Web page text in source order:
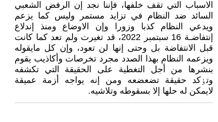
الاسباب التي تقف خلفها، فإننا نجد إن الرفض الشعبي
السائد ضد النظام في تزايد مستمر وليس کما يزعم
ويدعي النظام کذبا وزورا وإن الاوضاع ومنذ إندلاع
إنتفاضـة 16 سبتمبر 2022، قد تغيرت ولم تعد کما کانت
قبل الانتفاضة بل وحتى إنها لن تعود، وإن کل مايقوله
ويزعمه النظام بهذا الصدد مجرد تخرصات وأکاذيب يقوم
بنشرها من أجل التغطية على الحقيقة التي تکشفه
وتٶکد حقيقة تضعضعه ومن إنه يواجه أزمة عميقة
لايمکن له حلها إلا بسقوطه وتلاشيه.